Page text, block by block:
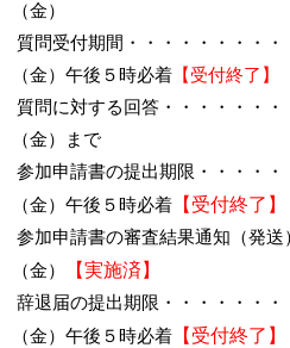
（金）
質問受付期間・・・・・・・・・
（金）午後５時必着 【受付終了】
質問に対する回答・・・・・・・
（金）まで
参加申請書の提出期限・・・・・
（金）午後５時必着 【受付終了】
参加申請書の審査結果通知（発
（金）
【実施済】
辞退届の提出期限・・・・・・・
（金）午後５時必着 【受付終了】